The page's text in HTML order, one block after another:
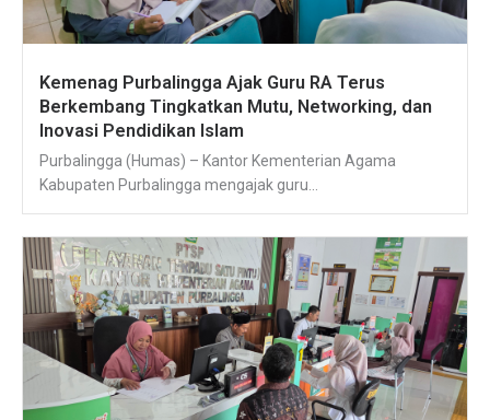
Kemenag Purbalingga Ajak Guru RA Terus
Berkembang Tingkatkan Mutu, Networking, dan
Inovasi Pendidikan Islam
Purbalingga (Humas) – Kantor Kementerian Agama
Kabupaten Purbalingga mengajak guru...